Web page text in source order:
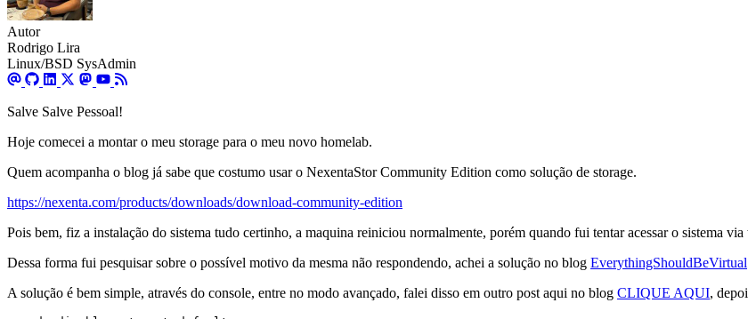
Autor
Rodrigo Lira
Linux/BSD SysAdmin
Salve Salve Pessoal!
Hoje comecei a montar o meu storage para o meu novo homelab.
Quem acompanha o blog já sabe que costumo usar o NexentaStor Community Edition como solução de storage.
https://nexenta.com/products/downloads/download-community-edition
Pois bem, fiz a instalação do sistema tudo certinho, a maquina reiniciou normalmente, porém quando fui tentar acessar o sistema
Dessa forma fui pesquisar sobre o possível motivo da mesma não respondendo, achei a solução no blog EverythingShouldBeVirtual
A solução é bem simple, através do console, entre no modo avançado, falei disso em outro post aqui no blog CLIQUE AQUI,